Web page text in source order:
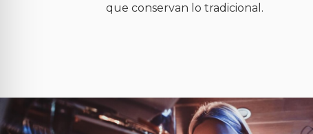
que conservan lo tradicional.